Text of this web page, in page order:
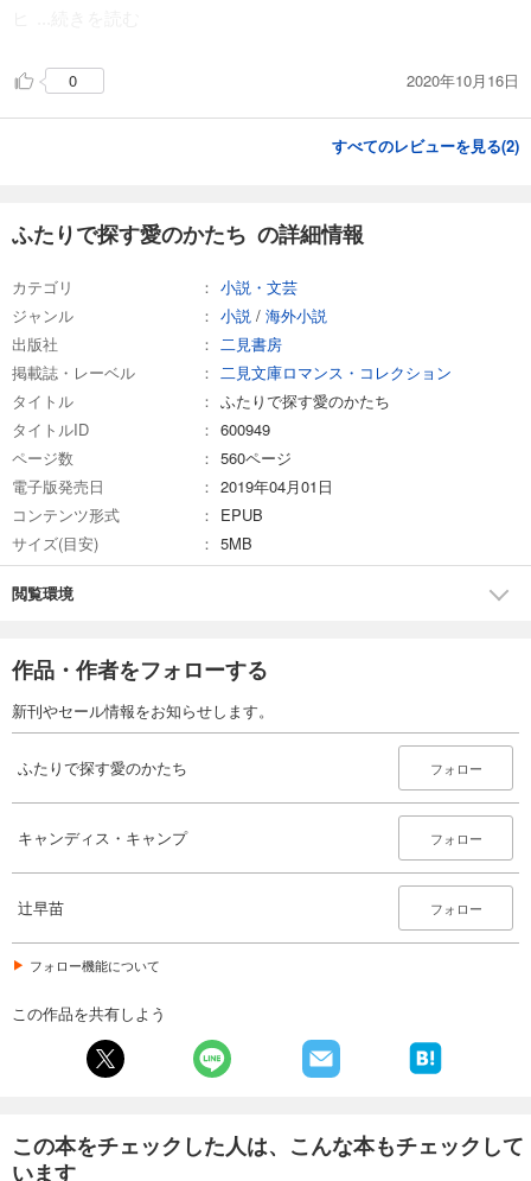
0 2020年10月16日
すべてのレビューを見る(2)
ふたりで探す愛のかたち の詳細情報
カテゴリ
小説・文芸
ジャンル
小説 / 海外小説
出版社
二見書房
掲載誌・レーベル
二見文庫ロマンス・コレクション
タイトル
ふたりで探す愛のかたち
タイトルID
600949
ページ数
560ページ
電子版発売日
2019年04月01日
コンテンツ形式
EPUB
サイズ(目安)
5MB
閲覧環境
作品・作者をフォローする
新刊やセール情報をお知らせします。
ふたりで探す愛のかたち フォロー
キャンディス・キャンプ フォロー
辻早苗 フォロー
フォロー機能について
この作品を共有しよう
この本をチェックした人は、こんな本もチェックして
います